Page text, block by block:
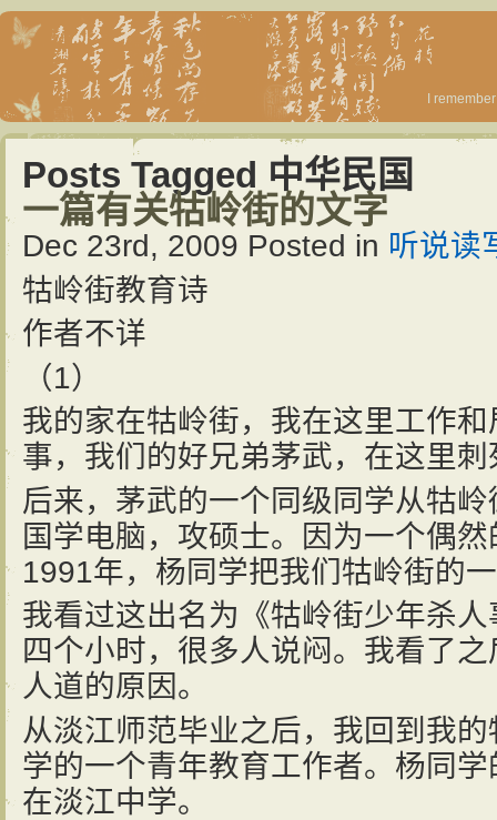
I
Posts Tagged 中华民国
一篇有关牯岭街的文字
Dec 23rd, 2009 Posted in 听说读
牯岭街教育诗
作者不详
（1）
我的家在牯岭街，我在这里工作
事，我们的好兄弟茅武，在这里
后来，茅武的一个同级同学从牯
国学电脑，攻硕士。因为一个偶
1991年，杨同学把我们牯岭街的
我看过这出名为《牯岭街少年杀
四个小时，很多人说闷。我看了
人道的原因。
从淡江师范毕业之后，我回到我
学的一个青年教育工作者。杨同
在淡江中学。